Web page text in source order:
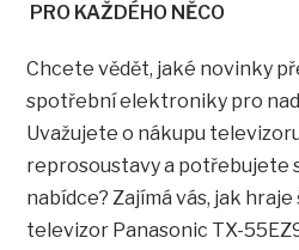
PRO KAŽDÉHO NĚCO
Chcete vědět, jaké novinky
spotřební elektroniky pro
Uvažujete o nákupu
reprosoustavy a potřebujete
nabídce? Zajímá vás, jak
televizor Panasonic TX-